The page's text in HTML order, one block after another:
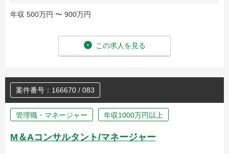
年収 500万円 〜 900万円
この求人を見る
案件番号：166670 / 083
管理職・マネージャー 年収1000万円以上
M＆Aコンサルタント/マネージャー